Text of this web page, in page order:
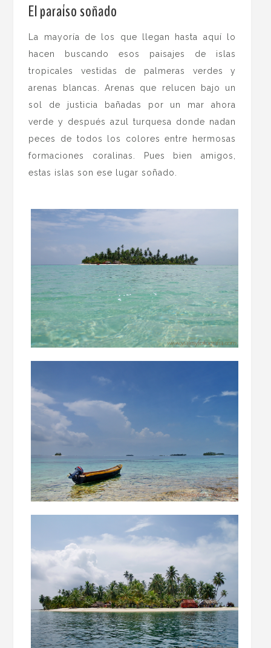
El paraíso soñado
La mayoría de los que llegan hasta aquí lo
hacen buscando esos paisajes de islas
tropicales vestidas de palmeras verdes y
arenas blancas. Arenas que relucen bajo un
sol de justicia bañadas por un mar ahora
verde y después azul turquesa donde nadan
peces de todos los colores entre hermosas
formaciones coralinas. Pues bien amigos,
estas islas son ese lugar soñado.